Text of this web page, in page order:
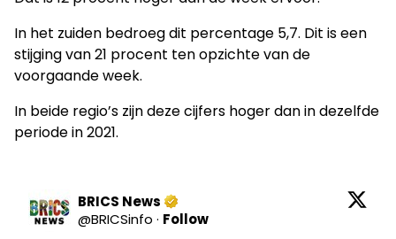
In het zuiden bedroeg dit percentage 5,7. Dit is een
stijging van 21 procent ten opzichte van de
voorgaande week.
In beide regio’s zijn deze cijfers hoger dan in dezelfde
periode in 2021.
BRICS News
@BRICSinfo · Follow